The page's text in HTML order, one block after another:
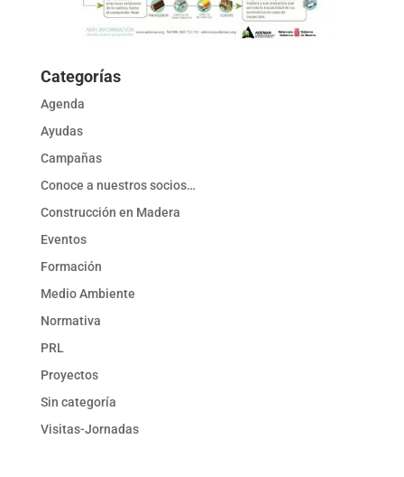
Categorías
Agenda
Ayudas
Campañas
Conoce a nuestros socios…
Construcción en Madera
Eventos
Formación
Medio Ambiente
Normativa
PRL
Proyectos
Sin categoría
Visitas-Jornadas